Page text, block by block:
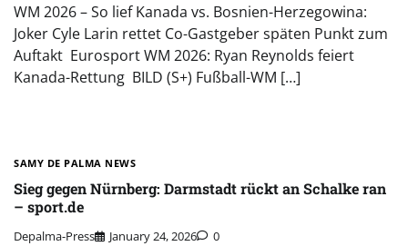
WM 2026 – So lief Kanada vs. Bosnien-Herzegowina:
Joker Cyle Larin rettet Co-Gastgeber späten Punkt zum
Auftakt Eurosport WM 2026: Ryan Reynolds feiert
Kanada-Rettung BILD (S+) Fußball-WM […]
SAMY DE PALMA NEWS
Sieg gegen Nürnberg: Darmstadt rückt an Schalke ran
– sport.de
Depalma-Press January 24, 2026 0